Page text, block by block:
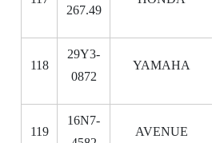
267.49
118
29Y3-
0872
YAMAHA
119
16N7-
AVENUE